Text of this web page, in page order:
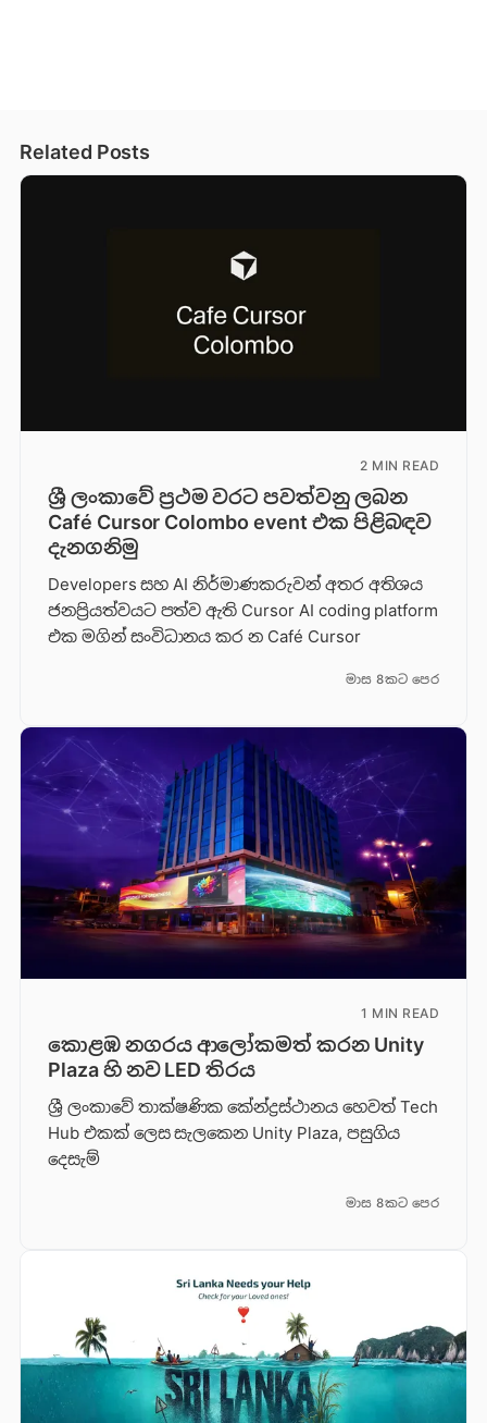
Related Posts
2 MIN READ
ශ්‍රී ලංකාවේ ප්‍රථම වරට පවත්වනු ලබන
Café Cursor Colombo event එක පිළිබඳව
දැනගනිමු
Developers සහ AI නිර්මාණකරුවන් අතර අතිශය
ජනප්‍රියත්වයට පත්ව ඇති Cursor AI coding platform
එක මගින් සංවිධානය කර න Café Cursor
මාස 8කට පෙර
1 MIN READ
කොළඹ නගරය ආලෝකමත් කරන Unity
Plaza හි නව LED තිරය
ශ්‍රී ලංකාවේ තාක්ෂණික කේන්ද්‍රස්ථානය හෙවත් Tech
Hub එකක් ලෙස සැලකෙන Unity Plaza, පසුගිය
දෙසැම්
මාස 8කට පෙර